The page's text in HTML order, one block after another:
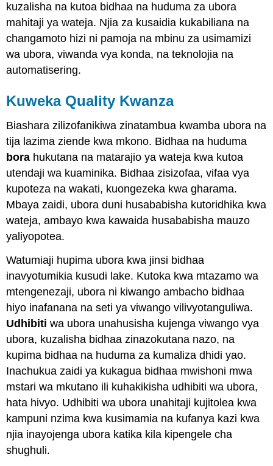
kuzalisha na kutoa bidhaa na huduma za ubora
mahitaji ya wateja. Njia za kusaidia kukabiliana na
changamoto hizi ni pamoja na mbinu za usimamizi
wa ubora, viwanda vya konda, na teknolojia na
automatisering.
Kuweka Quality Kwanza
Biashara zilizofanikiwa zinatambua kwamba ubora na
tija lazima ziende kwa mkono. Bidhaa na huduma
bora hukutana na matarajio ya wateja kwa kutoa
utendaji wa kuaminika. Bidhaa zisizofaa, vifaa vya
kupoteza na wakati, kuongezeka kwa gharama.
Mbaya zaidi, ubora duni husababisha kutoridhika kwa
wateja, ambayo kwa kawaida husababisha mauzo
yaliyopotea.
Watumiaji hupima ubora kwa jinsi bidhaa
inavyotumikia kusudi lake. Kutoka kwa mtazamo wa
mtengenezaji, ubora ni kiwango ambacho bidhaa
hiyo inafanana na seti ya viwango vilivyotanguliwa.
Udhibiti wa ubora unahusisha kujenga viwango vya
ubora, kuzalisha bidhaa zinazokutana nazo, na
kupima bidhaa na huduma za kumaliza dhidi yao.
Inachukua zaidi ya kukagua bidhaa mwishoni mwa
mstari wa mkutano ili kuhakikisha udhibiti wa ubora,
hata hivyo. Udhibiti wa ubora unahitaji kujitolea kwa
kampuni nzima kwa kusimamia na kufanya kazi kwa
njia inayojenga ubora katika kila kipengele cha
shughuli.